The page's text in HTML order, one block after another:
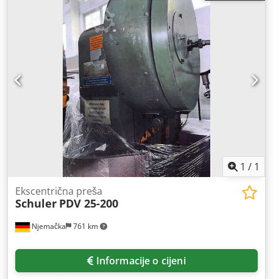
površina klipa X/Y: 450 mm/280 mm, podešavanje klipa: 63
mm, maks. razmak između stola i klipa: 415 mm,
uključujući zaštitni štit na radnom području. Težina stroja:
približno 3900 kg. Moguća je inspekcija uz prethodni
dogovor. Crjdpfx Aozrzp Ioptjf
1 / 1
Njemačka 761 km
Ekscentrična preša
Schuler PDV 25-200
Informacije o cijeni